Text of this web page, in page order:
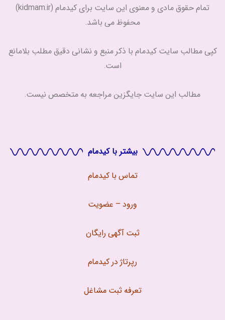
تمام حقوق مادی و معنوی این سایت برای کیدمام (kidmam.ir)
محفوظ می باشد.
کپی مطالب سایت کیدمام با ذکر منبع و نشانی دقیق مطلب بلامانع
است.
مطالب این سایت جایگزین مراجعه به متخصص نیست.
بیشتر با کیدمام
تماس با کیدمام
ورود – عضویت
ثبت آگهی رایگان
رپرتاژ در کیدمام
تعرفه ثبت مشاغل